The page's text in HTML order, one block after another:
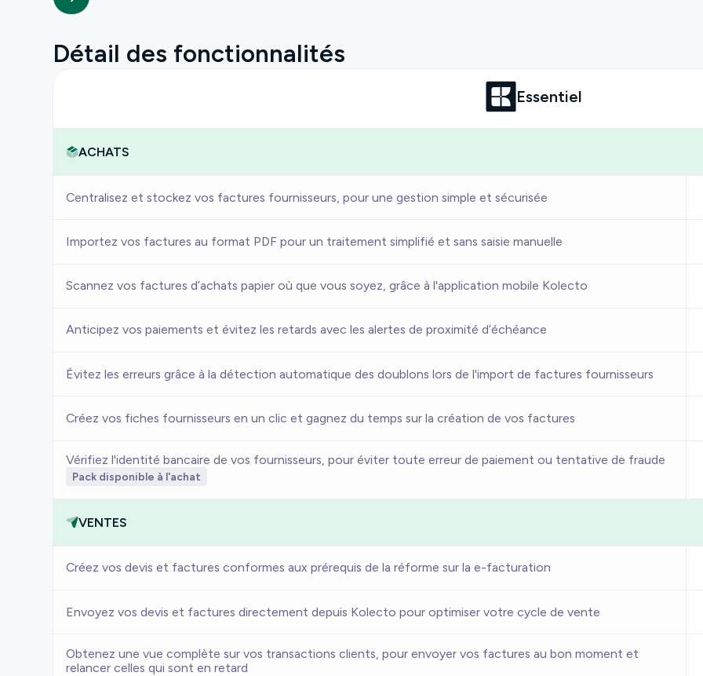
Détail des fonctionnalités
Essentiel
ACHATS
Centralisez et stockez vos factures fournisseurs, pour une gestion simple et sécurisée
Importez vos factures au format PDF pour un traitement simplifié et sans saisie manuelle
Scannez vos factures d’achats papier où que vous soyez, grâce à l'application mobile Kolecto
Anticipez vos paiements et évitez les retards avec les alertes de proximité d’échéance
Évitez les erreurs grâce à la détection automatique des doublons lors de l'import de factures fournisseurs
Créez vos fiches fournisseurs en un clic et gagnez du temps sur la création de vos factures
Vérifiez l'identité bancaire de vos fournisseurs, pour éviter toute erreur de paiement ou tentative de fraude
Pack disponible à l'achat
VENTES
Créez vos devis et factures conformes aux prérequis de la réforme sur la e-facturation
Envoyez vos devis et factures directement depuis Kolecto pour optimiser votre cycle de vente
Obtenez une vue complète sur vos transactions clients, pour envoyer vos factures au bon moment et
relancer celles qui sont en retard